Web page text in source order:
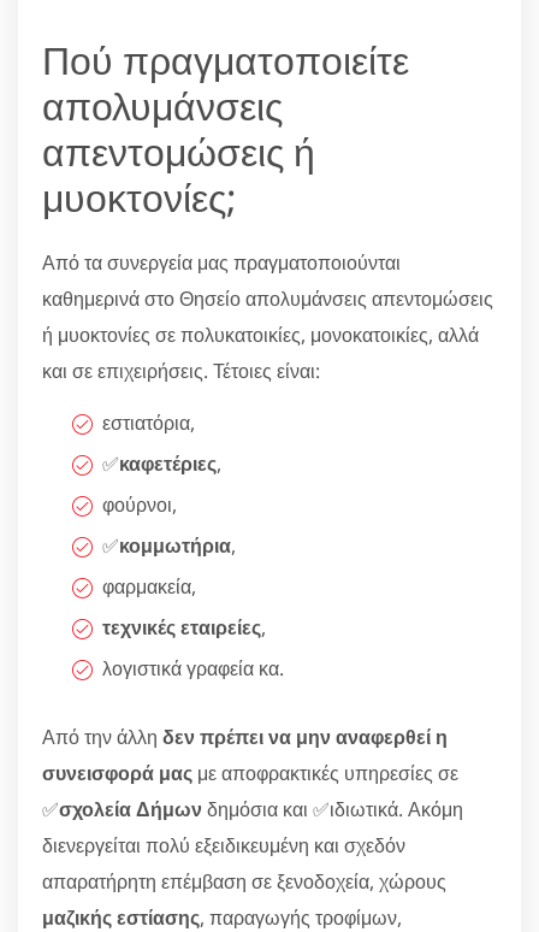
Πού πραγματοποιείτε
απολυμάνσεις
απεντομώσεις ή
μυοκτονίες;
Από τα συνεργεία μας πραγματοποιούνται
καθημερινά στο Θησείο απολυμάνσεις απεντομώσεις
ή μυοκτονίες σε πολυκατοικίες, μονοκατοικίες, αλλά
και σε επιχειρήσεις. Τέτοιες είναι:
εστιατόρια,
✅καφετέριες,
φούρνοι,
✅κομμωτήρια,
φαρμακεία,
τεχνικές εταιρείες,
λογιστικά γραφεία κα.
Από την άλλη δεν πρέπει να μην αναφερθεί η
συνεισφορά μας με αποφρακτικές υπηρεσίες σε
✅σχολεία Δήμωνδημόσια και ✅ιδιωτικά. Ακόμη
διενεργείται πολύ εξειδικευμένη και σχεδόν
απαρατήρητη επέμβαση σε ξενοδοχεία, χώρους
μαζικής εστίασης, παραγωγής τροφίμων,